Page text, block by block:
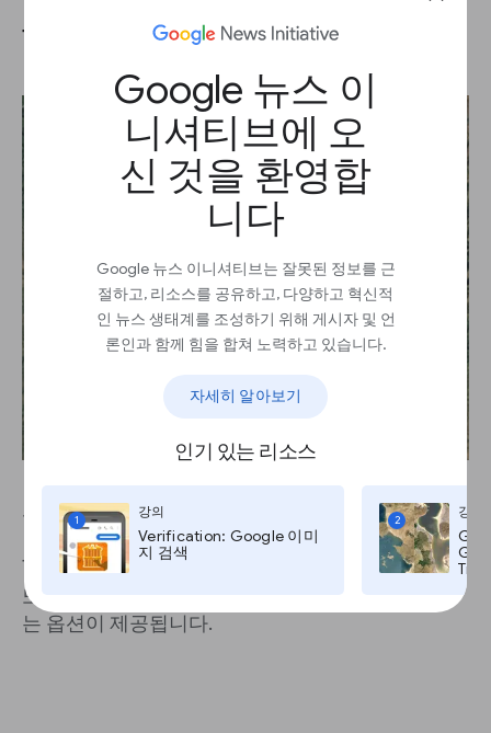
Google 뉴스 이
니셔티브에 오
신 것을 환영합
니다
Google 뉴스 이니셔티브는 잘못된 정보를 근
절하고, 리소스를 공유하고, 다양하고 혁신적
인 뉴스 생태계를 조성하기 위해 게시자 및 언
론인과 함께 힘을 합쳐 노력하고 있습니다.
자세히 알아보기
인기 있는 리소스
1
강의
Verification: Google 이미
지 검색
2
강의
Timelapse 공유
관심 영역을 찾으면 왼쪽 맨 위의 공유 아이콘을 클
릭하여 보기를 공유하거나 포함시킬 수 있습니다.
Timelapse를 스토리에 배치할 수 있게 해주는 보기
또는 임베드 코드에 대한 직접 링크를 공유할 수 있
는 옵션이 제공됩니다.